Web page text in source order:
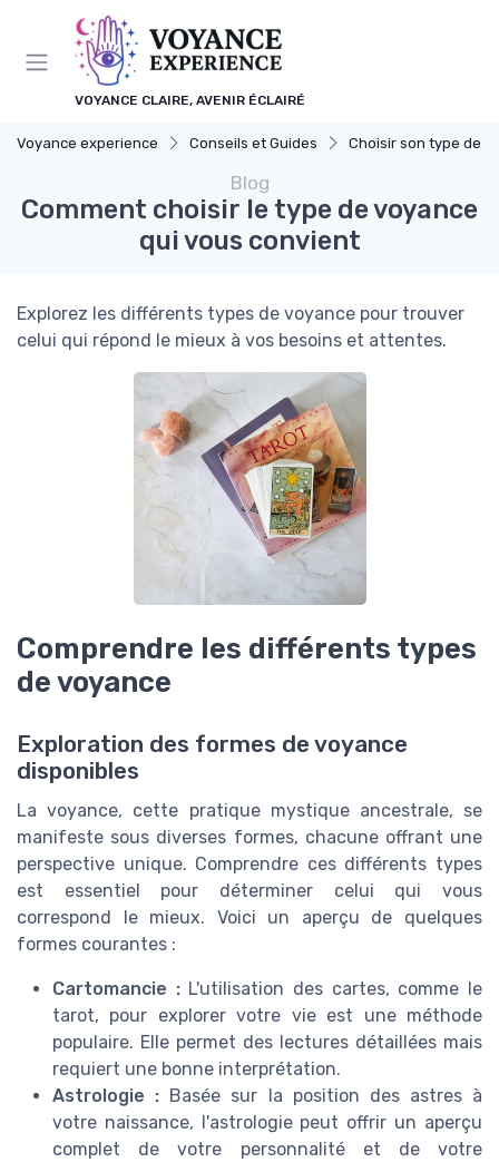
VOYANCE CLAIRE, AVENIR ÉCLAIRÉ
Voyance experience Conseils et Guides Choisir son type de
Blog
Comment choisir le type de voyance
qui vous convient
Explorez les différents types de voyance pour trouver
celui qui répond le mieux à vos besoins et attentes.
Comprendre les différents types
de voyance
Exploration des formes de voyance
disponibles
La voyance, cette pratique mystique ancestrale, se
manifeste sous diverses formes, chacune offrant une
perspective unique. Comprendre ces différents types
est essentiel pour déterminer celui qui vous
correspond le mieux. Voici un aperçu de quelques
formes courantes :
Cartomancie :L'utilisation des cartes, comme le
tarot, pour explorer votre vie est une méthode
populaire. Elle permet des lectures détaillées mais
requiert une bonne interprétation.
Astrologie : Basée sur la position des astres à
votre naissance, l'astrologie peut offrir un aperçu
complet de votre personnalité et de votre
Panneau de gestion des cookies